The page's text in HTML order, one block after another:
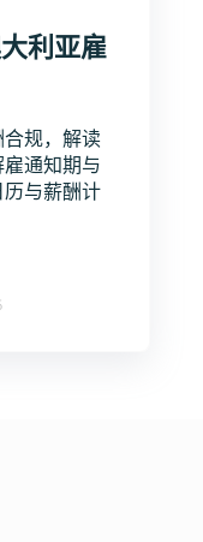
利亚雇
规，解读
通知期与
与薪酬计